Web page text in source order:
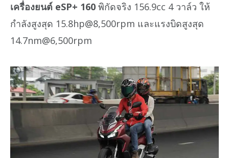
เครื่องยนต์ eSP+ 160 พิกัดจริง 156.9cc 4 วาล์ว ให้
กำลังสูงสุด 15.8hp@8,500rpm และแรงบิดสูงสุด
14.7nm@6,500rpm